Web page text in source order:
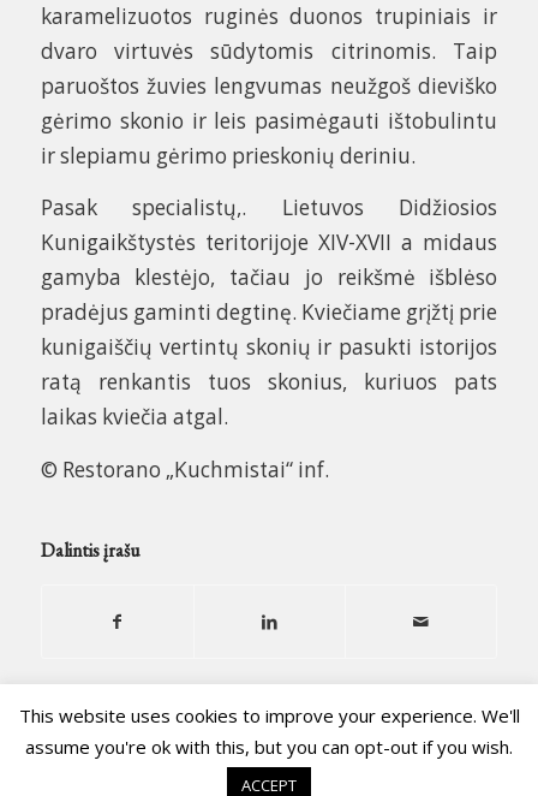
karamelizuotos ruginės duonos trupiniais ir
dvaro virtuvės sūdytomis citrinomis. Taip
paruoštos žuvies lengvumas neužgoš dieviško
gėrimo skonio ir leis pasimėgauti ištobulintu
ir slepiamu gėrimo prieskonių deriniu.
Pasak specialistų,. Lietuvos Didžiosios
Kunigaikštystės teritorijoje XIV-XVII a midaus
gamyba klestėjo, tačiau jo reikšmė išblėso
pradėjus gaminti degtinę. Kviečiame grįžtį prie
kunigaiščių vertintų skonių ir pasukti istorijos
ratą renkantis tuos skonius, kuriuos pats
laikas kviečia atgal.
© Restorano „Kuchmistai“ inf.
Dalintis įrašu
This website uses cookies to improve your experience. We'll
assume you're ok with this, but you can opt-out if you wish.
ACCEPT